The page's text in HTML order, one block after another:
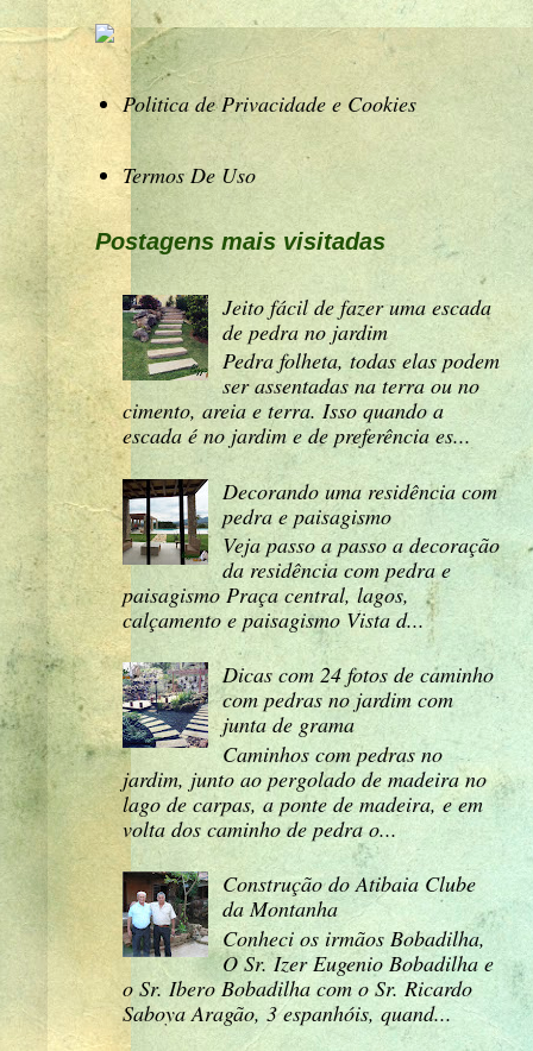
Politica de Privacidade e Cookies
Termos De Uso
Postagens mais visitadas
Jeito fácil de fazer uma escada
de pedra no jardim
Pedra folheta, todas elas podem
ser assentadas na terra ou no
cimento, areia e terra. Isso quando a
escada é no jardim e de preferência es...
Decorando uma residência com
pedra e paisagismo
Veja passo a passo a decoração
da residência com pedra e
paisagismo Praça central, lagos,
calçamento e paisagismo Vista d...
Dicas com 24 fotos de caminho
com pedras no jardim com
junta de grama
Caminhos com pedras no
jardim, junto ao pergolado de madeira no
lago de carpas, a ponte de madeira, e em
volta dos caminho de pedra o...
Construção do Atibaia Clube
da Montanha
Conheci os irmãos Bobadilha,
O Sr. Izer Eugenio Bobadilha e
o Sr. Ibero Bobadilha com o Sr. Ricardo
Saboya Aragão, 3 espanhóis, quand...